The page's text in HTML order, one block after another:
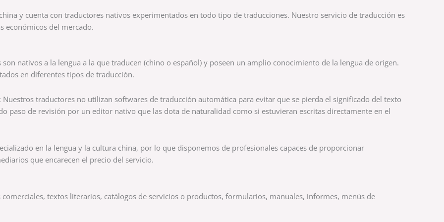
y cuenta con traductores nativos experimentados en todo tipo de traducciones. Nuestro servicio de traducción es
económicos del mercado.
nativos a la lengua a la que traducen (chino o español) y poseen un amplio conocimiento de la lengua de origen.
en diferentes tipos de traducción.
Nuestros traductores no utilizan softwares de traducción automática para evitar que se pierda el significado del texto
paso de revisión por un editor nativo que las dota de naturalidad como si estuvieran escritas directamente en el
en la lengua y la cultura china, por lo que disponemos de profesionales capaces de proporcionar
que encarecen el precio del servicio.
textos literarios, catálogos de servicios o productos, formularios, manuales, informes, menús de